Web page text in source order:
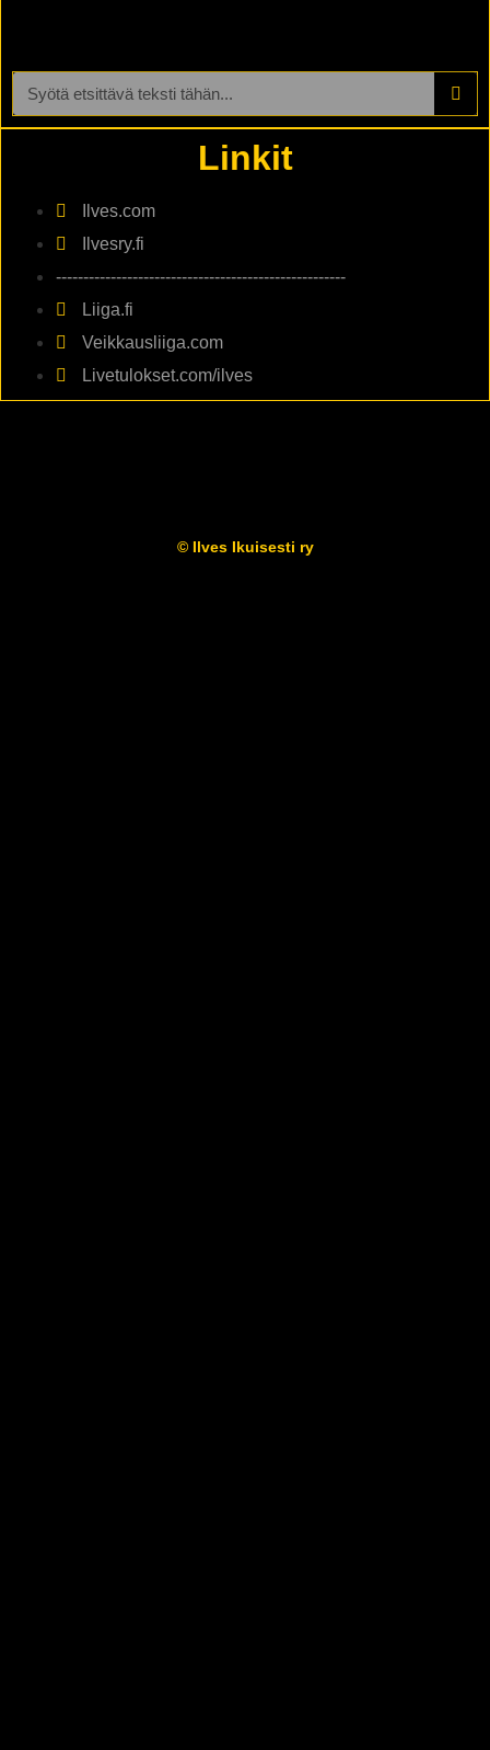
Linkit
Ilves.com
Ilvesry.fi
-----------------------------------------------------
Liiga.fi
Veikkausliiga.com
Livetulokset.com/ilves
© Ilves Ikuisesti ry